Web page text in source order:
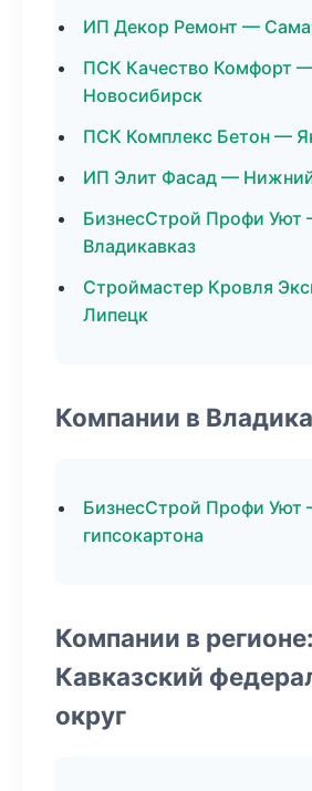
ИП Декор Ремонт —
ПСК Качество Комфорт
Новосибирск
ПСК Комплекс Бетон —
ИП Элит Фасад —
БизнесСтрой Профи Уют
Владикавказ
Строймастер Кровля
Липецк
Компании в
БизнесСтрой Профи
гипсокартона
Компании в
Кавказский
округ